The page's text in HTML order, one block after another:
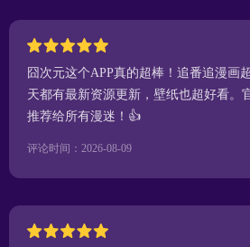
囧次元这个APP真的超棒！追番追漫画
天都有最新资源更新，壁纸也超好看。
推荐给所有漫迷！👍
评论时间：2026-08-09